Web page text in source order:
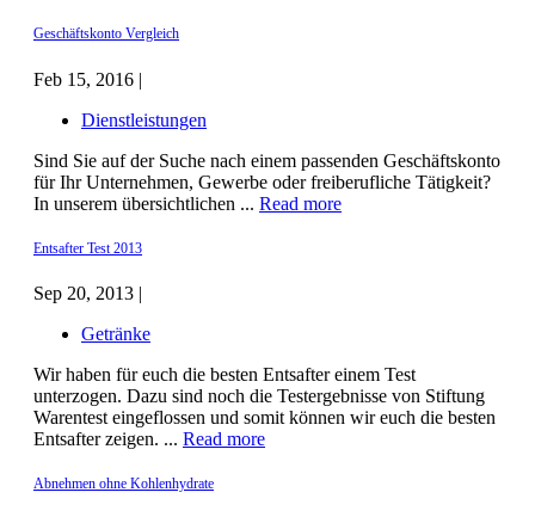
Geschäftskonto Vergleich
Feb 15, 2016 |
Dienstleistungen
Sind Sie auf der Suche nach einem passenden Geschäftskonto
für Ihr Unternehmen, Gewerbe oder freiberufliche Tätigkeit?
In unserem übersichtlichen ... Read more
Entsafter Test 2013
Sep 20, 2013 |
Getränke
Wir haben für euch die besten Entsafter einem Test
unterzogen. Dazu sind noch die Testergebnisse von Stiftung
Warentest eingeflossen und somit können wir euch die besten
Entsafter zeigen. ... Read more
Abnehmen ohne Kohlenhydrate